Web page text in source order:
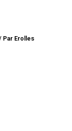
Par Erolles